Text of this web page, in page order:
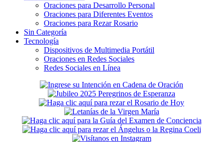
Oraciones para Desarrollo Personal
Oraciones para Diferentes Eventos
Oraciones para Rezar Rosario
Sin Categoría
Tecnología
Dispositivos de Multimedia Portátil
Oraciones en Redes Sociales
Redes Sociales en Línea
Secondary
Sidebar